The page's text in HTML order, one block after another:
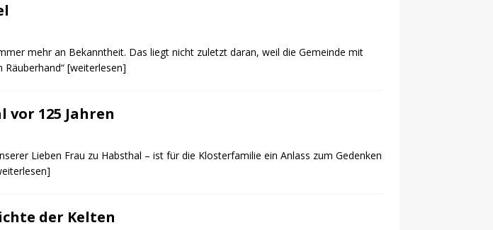
mehr an Bekanntheit. Das liegt nicht zuletzt daran, weil die Gemeinde mit
[weiterlesen]
125 Jahren
Lieben Frau zu Habsthal – ist für die Klosterfamilie ein Anlass zum Gedenken
der Kelten